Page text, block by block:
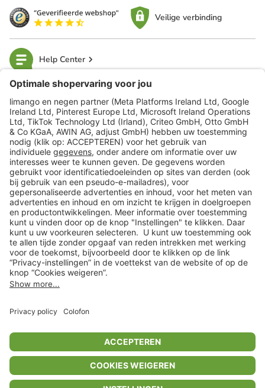
In winkelwagentje voor
Veilige verbinding
Help Center
limango
Veilig winkelen
Klantenservice
Shop
Acties
limango.de limango.pl
** Alle prijsopgaven zijn inclusief belasting en exclusief verzendkosten